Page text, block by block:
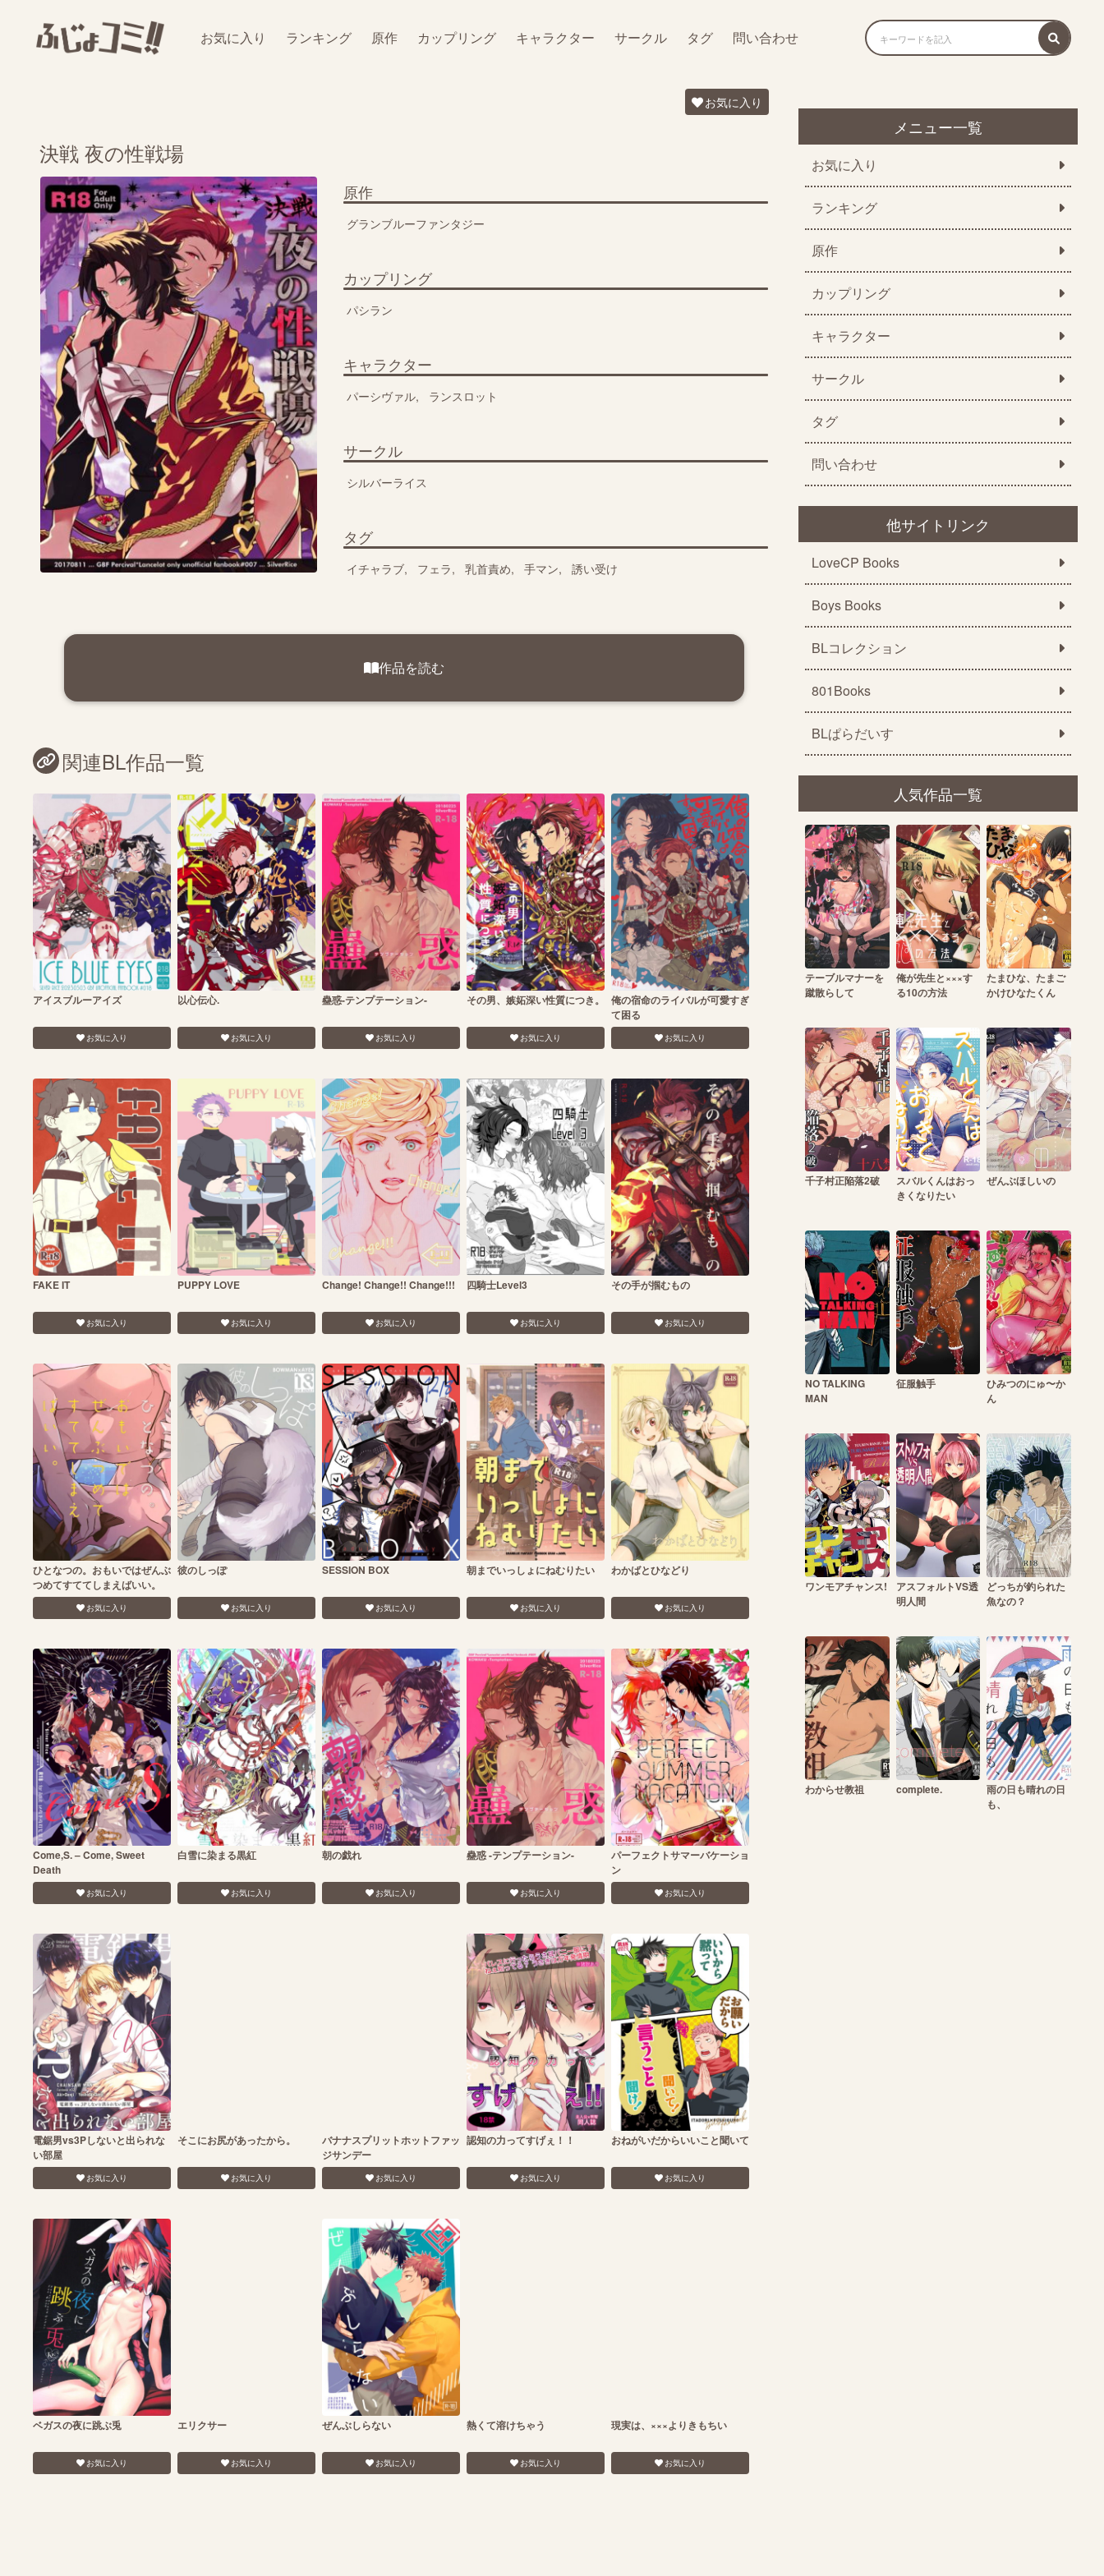
お気に入り ランキング 原作 カップリング キャラクター サークル タグ 問い合わせ
お気に入り
決戦 夜の性戦場
原作
グランブルーファンタジー
カップリング
パシラン
キャラクター
パーシヴァル ランスロット
サークル
シルバーライス
タグ
イチャラブ フェラ 乳首責め 手マン 誘い受け
作品を読む
関連BL作品一覧
アイスブルーアイズ
お気に入り
以心伝心.
お気に入り
蠱惑-テンプテーション-
お気に入り
その男、嫉妬深い性質につき。
お気に入り
俺の宿命のライバルが可愛すぎ
て困る
お気に入り
FAKE IT
お気に入り
PUPPY LOVE
お気に入り
Change! Change!! Change!!!
お気に入り
四騎士Level3
お気に入り
その手が掴むもの
お気に入り
ひとなつの。おもいではぜんぶ
つめてすててしまえばいい。
お気に入り
彼のしっぽ
お気に入り
SESSION BOX
お気に入り
朝までいっしょにねむりたい
お気に入り
わかばとひなどり
お気に入り
Come,S. – Come, Sweet
Death
お気に入り
白雪に染まる黒紅
お気に入り
朝の戯れ
お気に入り
蠱惑 -テンプテーション-
お気に入り
パーフェクトサマーバケーショ
ン
お気に入り
電鋸男vs3Pしないと出られな
い部屋
お気に入り
そこにお尻があったから。
お気に入り
バナナスプリットホットファッ
ジサンデー
お気に入り
認知の力ってすげぇ！！
お気に入り
おねがいだからいいこと聞いて
お気に入り
ベガスの夜に跳ぶ兎
お気に入り
エリクサー
お気に入り
ぜんぶしらない
お気に入り
熱くて溶けちゃう
お気に入り
現実は、×××よりきもちい
お気に入り
メニュー一覧
お気に入り
ランキング
原作
カップリング
キャラクター
サークル
タグ
問い合わせ
他サイトリンク
LoveCP Books
Boys Books
BLコレクション
801Books
BLぱらだいす
人気作品一覧
テーブルマナーを
蹴散らして
俺が先生と×××す
る10の方法
たまひな、たまご
かけひなたくん
千子村正陥落2破
スバルくんはおっ
きくなりたい
ぜんぶほしいの
NO TALKING
MAN
征服触手
ひみつのにゅ〜か
ん
ワンモアチャンス!
アスフォルトVS透
明人間
どっちが釣られた
魚なの？
わからせ教祖 complete.
雨の日も晴れの日
も、